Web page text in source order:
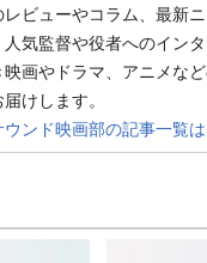
ビューやコラム、最新
気監督や役者へのイン
画やドラマ、アニメな
けします。
ウンド映画部の記事一覧